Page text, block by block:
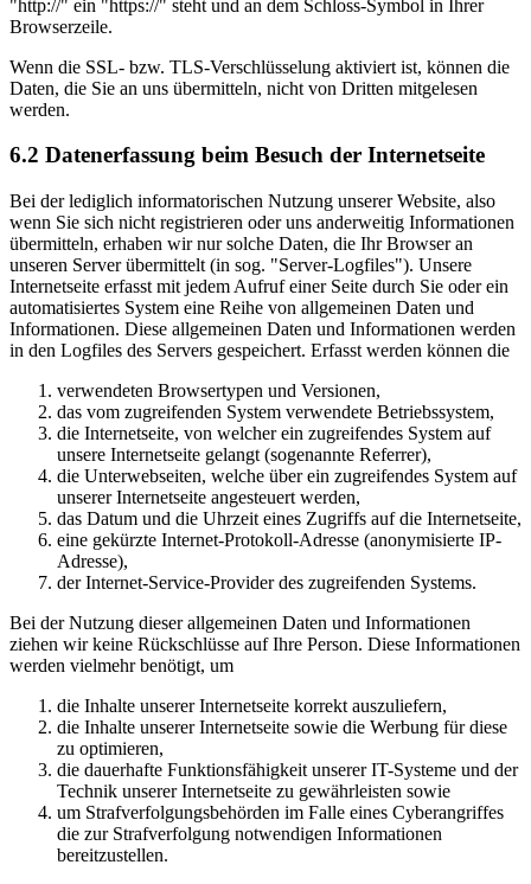
"http://" ein "https://" steht und an dem Schloss-Symbol in Ihrer
Browserzeile.
Wenn die SSL- bzw. TLS-Verschlüsselung aktiviert ist, können die
Daten, die Sie an uns übermitteln, nicht von Dritten mitgelesen
werden.
6.2 Datenerfassung beim Besuch der Internetseite
Bei der lediglich informatorischen Nutzung unserer Website, also
wenn Sie sich nicht registrieren oder uns anderweitig Informationen
übermitteln, erhaben wir nur solche Daten, die Ihr Browser an
unseren Server übermittelt (in sog. "Server-Logfiles"). Unsere
Internetseite erfasst mit jedem Aufruf einer Seite durch Sie oder ein
automatisiertes System eine Reihe von allgemeinen Daten und
Informationen. Diese allgemeinen Daten und Informationen werden
in den Logfiles des Servers gespeichert. Erfasst werden können die
verwendeten Browsertypen und Versionen,
das vom zugreifenden System verwendete Betriebssystem,
die Internetseite, von welcher ein zugreifendes System auf
unsere Internetseite gelangt (sogenannte Referrer),
die Unterwebseiten, welche über ein zugreifendes System auf
unserer Internetseite angesteuert werden,
das Datum und die Uhrzeit eines Zugriffs auf die Internetseite,
eine gekürzte Internet-Protokoll-Adresse (anonymisierte IP-
Adresse),
der Internet-Service-Provider des zugreifenden Systems.
Bei der Nutzung dieser allgemeinen Daten und Informationen
ziehen wir keine Rückschlüsse auf Ihre Person. Diese Informationen
werden vielmehr benötigt, um
die Inhalte unserer Internetseite korrekt auszuliefern,
die Inhalte unserer Internetseite sowie die Werbung für diese
zu optimieren,
die dauerhafte Funktionsfähigkeit unserer IT-Systeme und der
Technik unserer Internetseite zu gewährleisten sowie
um Strafverfolgungsbehörden im Falle eines Cyberangriffes
die zur Strafverfolgung notwendigen Informationen
bereitzustellen.